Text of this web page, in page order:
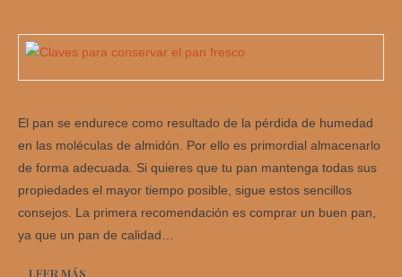
El pan se endurece como resultado de la pérdida de humedad
en las moléculas de almidón. Por ello es primordial almacenarlo
de forma adecuada. Si quieres que tu pan mantenga todas sus
propiedades el mayor tiempo posible, sigue estos sencillos
consejos. La primera recomendación es comprar un buen pan,
ya que un pan de calidad…
LEER MÁS